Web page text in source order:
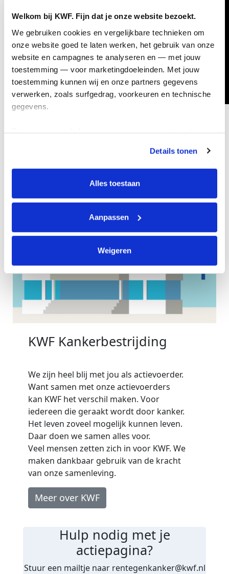
Welkom bij KWF. Fijn dat je onze website bezoekt.
We gebruiken cookies en vergelijkbare technieken om
onze website goed te laten werken, het gebruik van onze
website en campagnes te analyseren en — met jouw
toestemming — voor marketingdoeleinden. Met jouw
toestemming kunnen wij en onze partners gegevens
verwerken, zoals surfgedrag, voorkeuren en technische
gegevens.
tonen. Je kunt je toestemming op elk moment wijzigen of
intrekken via Cookie instellingen onderaan de pagina. De
lijst met cookies is te vinden in het tabblad “details”.
Details tonen
Alles toestaan
Aanpassen
Weigeren
KWF Kankerbestrijding
We zijn heel blij met jou als actievoerder.
Want samen met onze actievoerders
kan KWF het verschil maken. Voor
iedereen die geraakt wordt door kanker.
Het leven zoveel mogelijk kunnen leven.
Daar doen we samen alles voor.
Veel mensen zetten zich in voor KWF. We
maken dankbaar gebruik van de kracht
van onze samenleving.
Meer over KWF
Hulp nodig met je
actiepagina?
Stuur een mailtje naar rentegenkanker@kwf.nl